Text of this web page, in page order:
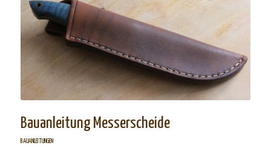
Bauanleitung Messerscheide
BAUANLEITUNGEN